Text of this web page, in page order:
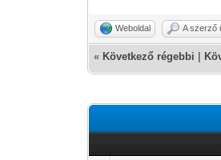
Weboldal A szerző
« Következő régebbi